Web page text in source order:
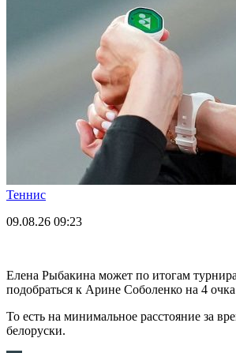
Теннис
09.08.26 09:23
Елена Рыбакина может по итогам
подобраться к Арине Соболенко на 4 очка
То есть на минимальное расстояние за
белоруски.